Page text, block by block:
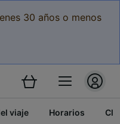
30 años o menos
viaje Horarios